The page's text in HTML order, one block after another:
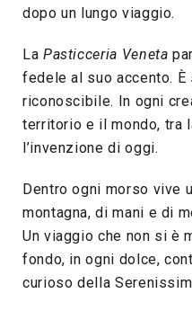
dopo un lungo viaggio.
La Pasticceria Veneta
fedele al suo accento. È
riconoscibile. In ogni
territorio e il mondo, tra
l’invenzione di oggi.
Dentro ogni morso vive
montagna, di mani e di
Un viaggio che non si è
fondo, in ogni dolce,
curioso della